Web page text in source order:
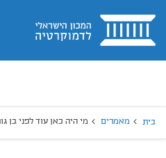
בית
בית מאמרים מי היה כאן עוד לפני בן